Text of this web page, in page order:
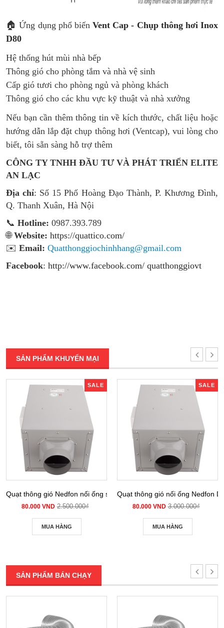
🏠 Ứng dụng phổ biến Vent Cap - Chụp thông hơi Inox
D80
Hệ thống hút mùi nhà bếp
Thông gió cho phòng tắm và nhà vệ sinh​
Cấp gió tươi cho phòng ngủ và phòng khách
Thông gió cho các khu vực kỹ thuật và nhà xưởng​
Nếu bạn cần thêm thông tin về kích thước, chất liệu hoặc
hướng dẫn lắp đặt chụp thông hơi (Ventcap), vui lòng cho
biết, tôi sẵn sàng hỗ trợ thêm
CÔNG TY TNHH ĐẦU TƯ VÀ PHÁT TRIỂN ELITE
AN LẠC
Địa chỉ: Số 15 Phố Hoàng Đạo Thành, P. Khương Đình,
Q. Thanh Xuân, Hà Nội
📞 Hotline: 0987.393.789
🌐Website: https://quattico.com/
✉️ Email: Quatthonggiochinhhang@gmail.com
Facebook: http://www.facebook.com/ quatthonggiovt
SẢN PHẨM KHUYẾN MẠI
SALE
Quạt thông gió Nedfon nối ống siêu âm DPT 10-12B
80.000 VND 2.500.000₫
MUA HÀNG
SALE
Quạt thông gió nối ống Nedfon
80.000 VND 3.000.000₫
MUA HÀNG
SẢN PHẨM BÁN CHẠY